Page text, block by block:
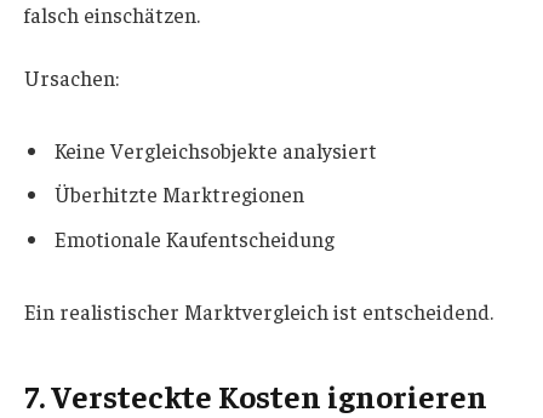
falsch einschätzen.
Ursachen:
Keine Vergleichsobjekte analysiert
Überhitzte Marktregionen
Emotionale Kaufentscheidung
Ein realistischer Marktvergleich ist entscheidend.
7. Versteckte Kosten ignorieren